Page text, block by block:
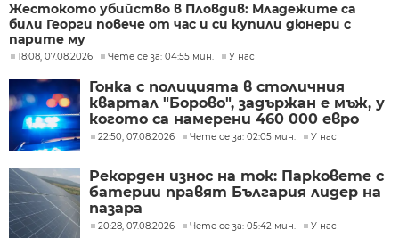
Жестокото убийство в Пловдив: Младежите са
били Георги повече от час и си купили дюнери с
парите му
18:08, 07.08.2026 Чете се за: 04:55 мин. У нас
Гонка с полицията в столичния
квартал "Борово", задържан е мъж, у
когото са намерени 460 000 евро
22:50, 07.08.2026 Чете се за: 02:05 мин. У нас
Рекорден износ на ток: Парковете с
батерии правят България лидер на
пазара
20:28, 07.08.2026 Чете се за: 05:42 мин. У нас